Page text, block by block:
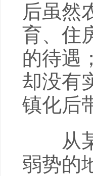
后虽然
育、住
的待遇
却没有
镇化后
从某
弱势的